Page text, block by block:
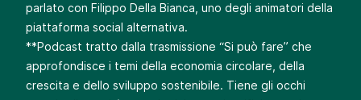
parlato con Filippo Della Bianca , uno degli animatori della
piattaforma social alternativa.
**Podcast tratto dalla trasmissione “Si può fare” che
approfondisce i temi della economia circolare, della
crescita e dello sviluppo sostenibile. Tiene gli occhi